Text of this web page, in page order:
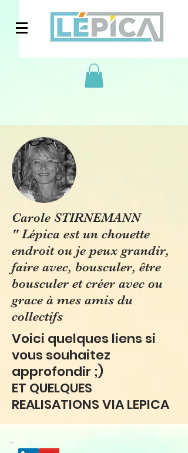
Carole STIRNEMANN
" Lépica est un chouette
endroit ou je peux grandir,
faire avec, bousculer, être
bousculer et créer avec ou
grace à mes amis du
collectifs
Voici quelques liens si
vous souhaitez
approfondir ;)
ET QUELQUES
REALISATIONS VIA LEPICA